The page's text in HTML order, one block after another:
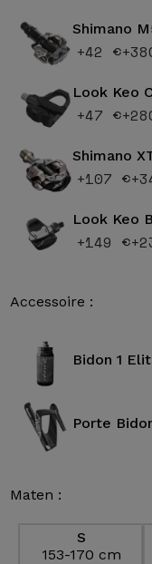
Shimano
+42 €
Look Keo
+47 €
Shimano
+107 €
Look Keo
+149 €
Accessoire :
Bidon 1
Porte
Maten :
S
153-170 cm